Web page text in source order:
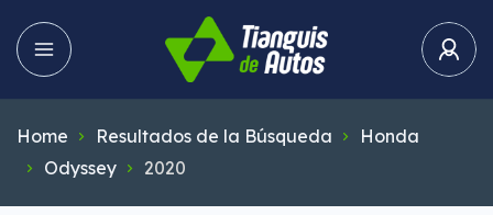
Home Resultados de la Búsqueda
Honda
Odyssey
2020